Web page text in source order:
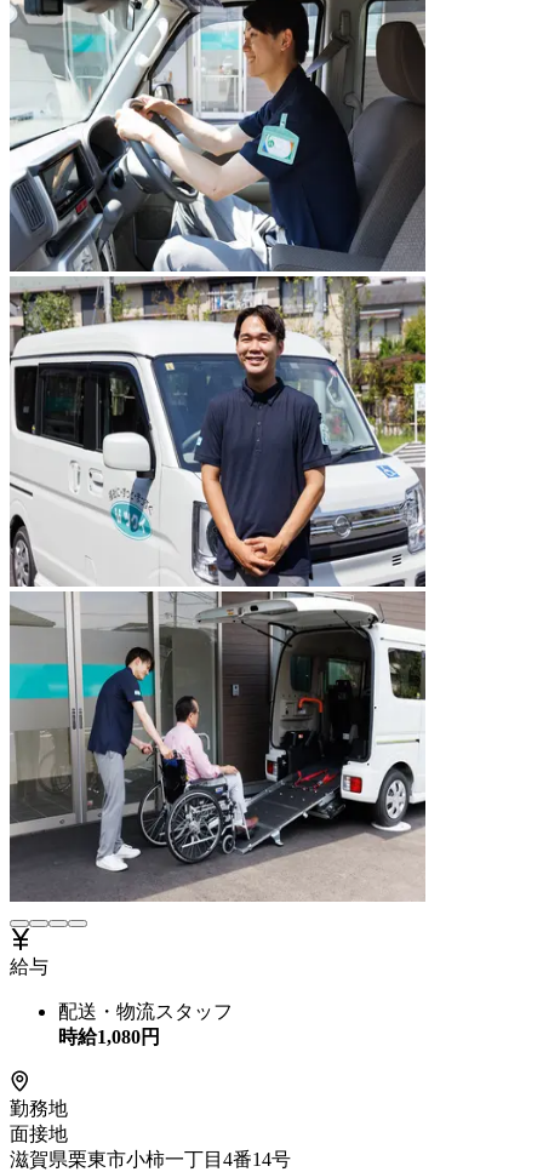
給与
配送・物流スタッフ
時給1,080円
勤務地
面接地
滋賀県栗東市小柿一丁目4番14号